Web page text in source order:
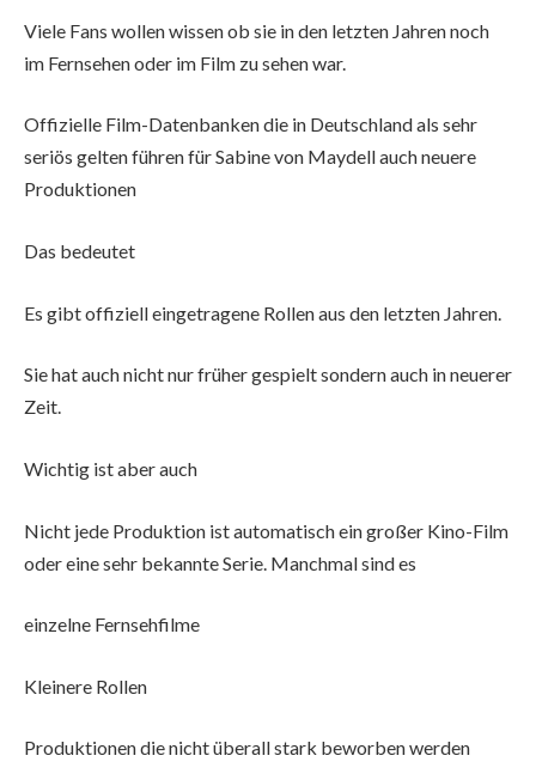
Viele Fans wollen wissen ob sie in den letzten Jahren noch
im Fernsehen oder im Film zu sehen war.
Offizielle Film-Datenbanken die in Deutschland als sehr
seriös gelten führen für Sabine von Maydell auch neuere
Produktionen
Das bedeutet
Es gibt offiziell eingetragene Rollen aus den letzten Jahren.
Sie hat auch nicht nur früher gespielt sondern auch in neuerer
Zeit.
Wichtig ist aber auch
Nicht jede Produktion ist automatisch ein großer Kino-Film
oder eine sehr bekannte Serie. Manchmal sind es
einzelne Fernsehfilme
Kleinere Rollen
Produktionen die nicht überall stark beworben werden